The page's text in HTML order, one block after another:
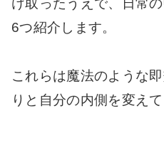
6つ紹介します。
これらは魔法のような
りと自分の内側を変え